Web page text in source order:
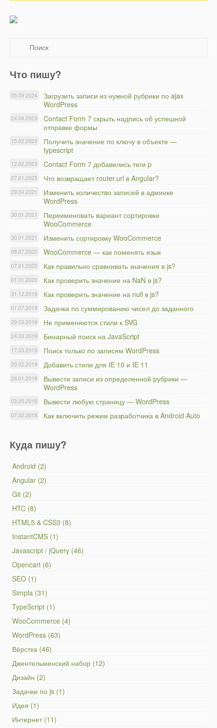
Что пишу?
Загрузить записи из нужной рубрики по ajax
WordPress
05.09.2024
Contact Form 7 скрыть надпись об успешной
отправке формы
24.04.2023
Получить значение по ключу в объекте —
typescript
15.02.2023
Contact Form 7 добавились теги p
12.02.2023
Что возвращает router.url в Angular?
27.01.2023
Изменить количество записей в админке
WordPress
29.04.2021
Переименовать вариант сортировки
WooCommerce
30.01.2021
Изменить сортировку WooCommerce
30.01.2021
WooCommerce — как поменять язык
08.07.2020
Как правильно сравнивать значения в js?
07.01.2020
Как проверить значение на NaN в js?
01.01.2020
Как проверить значение на null в js?
31.12.2019
Задачка по суммированию чисел до заданного
01.07.2019
Не применяются стили к SVG
29.03.2019
Бинарный поиск на JavaScript
24.03.2019
Поиск только по записям WordPress
17.03.2019
Добавить стили для IE 10 и IE 11
20.02.2019
Вывести записи из определенной рубрики —
WordPress
26.01.2019
Вывести любую страницу — WordPress
03.05.2018
Как включить режим разработчика в Android Auto
07.02.2018
Куда пишу?
Android (2)
Angular (2)
Git (2)
HTC (8)
HTML5 & CSS3 (8)
InstantCMS (1)
Javascript / jQuery (46)
Opencart (6)
SEO (1)
Simpla (31)
TypeScript (1)
WooCommerce (4)
WordPress (63)
Вёрстка (46)
Джентельменский набор (12)
Дизайн (2)
Задачки по js (1)
Идея (1)
Интернет (11)